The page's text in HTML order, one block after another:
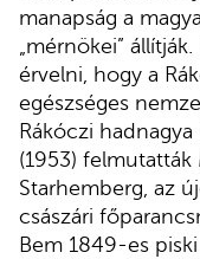
manapság a
„mérnökei”
érvelni, hogy a
egészséges
Rákóczi
(1953)
Starhemberg, az
császári
Bem 1849-es